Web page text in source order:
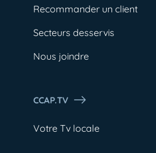
Recommander un client
Secteurs desservis
Nous joindre
CCAP.TV
Votre Tv locale